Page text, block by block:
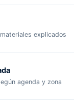
explicados
agenda y zona